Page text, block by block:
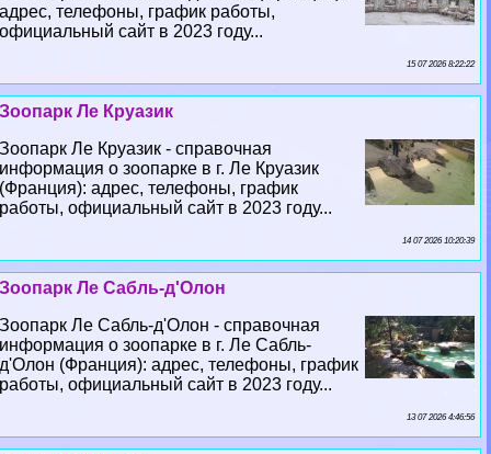
адрес, телефоны, график работы,
официальный сайт в 2023 году...
15 07 2026 8:22:22
Зоопарк Ле Круазик
Зоопарк Ле Круазик - справочная
информация о зоопарке в г. Ле Круазик
(Франция): адрес, телефоны, график
работы, официальный сайт в 2023 году...
14 07 2026 10:20:39
Зоопарк Ле Сабль-д'Олон
Зоопарк Ле Сабль-д'Олон - справочная
информация о зоопарке в г. Ле Сабль-
д'Олон (Франция): адрес, телефоны, график
работы, официальный сайт в 2023 году...
13 07 2026 4:46:56